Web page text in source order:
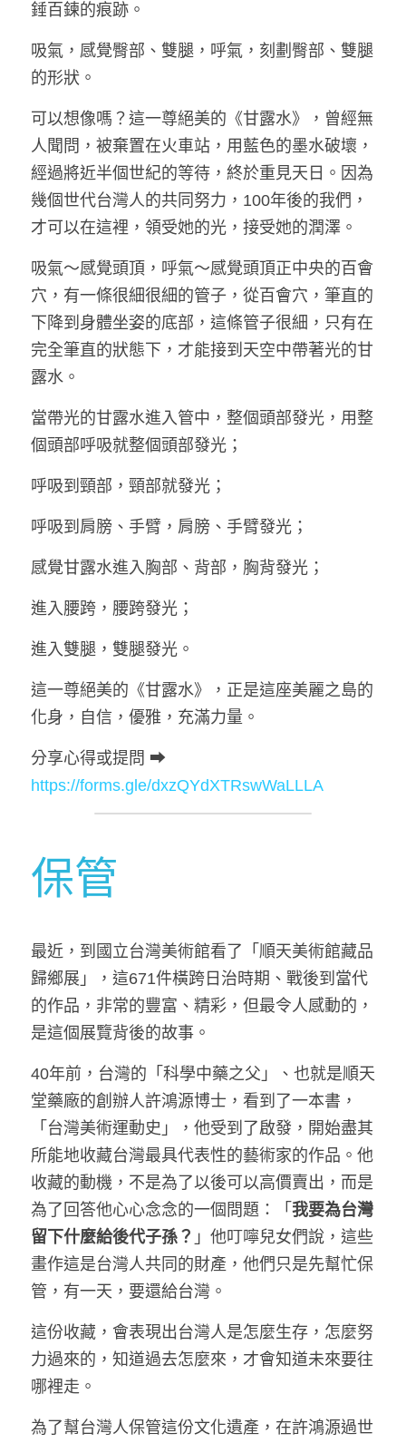
錘百鍊的痕跡。
吸氣，感覺臀部、雙腿，呼氣，刻劃臀部、雙腿
的形狀。
可以想像嗎？這一尊絕美的《甘露水》，曾經無
人聞問，被棄置在火車站，用藍色的墨水破壞，
經過將近半個世紀的等待，終於重見天日。因為
幾個世代台灣人的共同努力，100年後的我們，
才可以在這裡，領受她的光，接受她的潤澤。
吸氣～感覺頭頂，呼氣～感覺頭頂正中央的百會
穴，有一條很細很細的管子，從百會穴，筆直的
下降到身體坐姿的底部，這條管子很細，只有在
完全筆直的狀態下，才能接到天空中帶著光的甘
露水。
當帶光的甘露水進入管中，整個頭部發光，用整
個頭部呼吸就整個頭部發光；
呼吸到頸部，頸部就發光；
呼吸到肩膀、手臂，肩膀、手臂發光；
感覺甘露水進入胸部、背部，胸背發光；
進入腰跨，腰跨發光；
進入雙腿，雙腿發光。
這一尊絕美的《甘露水》，正是這座美麗之島的
化身，自信，優雅，充滿力量。
https://forms.gle/dxzQYdXTRswWaLLLA
保管
最近，到國立台灣美術館看了「順天美術館藏品
歸鄉展」，這671件橫跨日治時期、戰後到當代
的作品，非常的豐富、精彩，但最令人感動的，
是這個展覽背後的故事。
40年前，台灣的「科學中藥之父」、也就是順天
堂藥廠的創辦人許鴻源博士，看到了一本書，
「台灣美術運動史」，他受到了啟發，開始盡其
所能地收藏台灣最具代表性的藝術家的作品。他
收藏的動機，不是為了以後可以高價賣出，而是
為了回答他心心念念的一個問題：「 我要為台灣
留下什麼給後代子孫？ 」他叮嚀兒女們說，這些
畫作這是台灣人共同的財產，他們只是先幫忙保
管，有一天，要還給台灣。
這份收藏，會表現出台灣人是怎麼生存，怎麼努
力過來的，知道過去怎麼來，才會知道未來要往
哪裡走。
為了幫台灣人保管這份文化遺產，在許鴻源過世